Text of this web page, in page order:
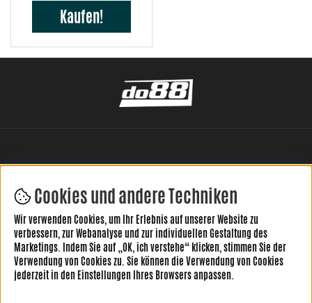
Kaufen!
HINTERLASSE DEINE BEWERTUNG HIER
Cookies und andere Techniken
Wir verwenden Cookies, um Ihr Erlebnis auf unserer Website zu
verbessern, zur Webanalyse und zur individuellen Gestaltung des
Marketings. Indem Sie auf „OK, ich verstehe“ klicken, stimmen Sie der
Verwendung von Cookies zu. Sie können die Verwendung von Cookies
jederzeit in den Einstellungen Ihres Browsers anpassen.